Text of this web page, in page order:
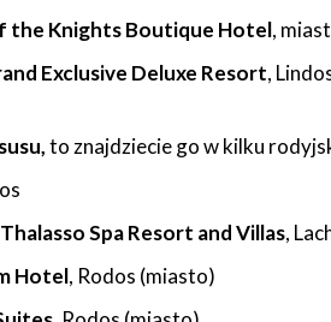
the Knights Boutique Hotel,
Exclusive Deluxe Resort,
to znajdziecie go w kilku
Spa Resort and Villas,
Hotel, Rodos (miasto)